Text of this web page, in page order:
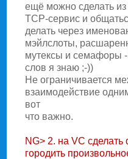
ещё можно сделать из
TCP-сервис и
делать через
мэйлслоты,
мутексы и семафоры
слов я знаю ;-))
Hе ограничивается
взаимодействие
вот
что важно.
NG> 2. на VC
городить